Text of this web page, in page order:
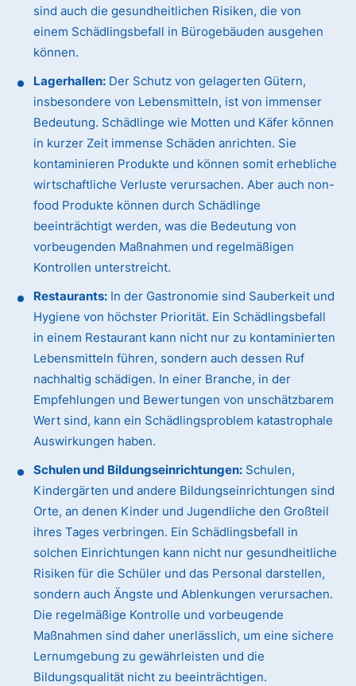
sind auch die gesundheitlichen Risiken, die von
einem Schädlingsbefall in Bürogebäuden ausgehen
können.
Lagerhallen: Der Schutz von gelagerten Gütern,
insbesondere von Lebensmitteln, ist von immenser
Bedeutung. Schädlinge wie Motten und Käfer können
in kurzer Zeit immense Schäden anrichten. Sie
kontaminieren Produkte und können somit erhebliche
wirtschaftliche Verluste verursachen. Aber auch non-
food Produkte können durch Schädlinge
beeinträchtigt werden, was die Bedeutung von
vorbeugenden Maßnahmen und regelmäßigen
Kontrollen unterstreicht.
Restaurants: In der Gastronomie sind Sauberkeit und
Hygiene von höchster Priorität. Ein Schädlingsbefall
in einem Restaurant kann nicht nur zu kontaminierten
Lebensmitteln führen, sondern auch dessen Ruf
nachhaltig schädigen. In einer Branche, in der
Empfehlungen und Bewertungen von unschätzbarem
Wert sind, kann ein Schädlingsproblem katastrophale
Auswirkungen haben.
Schulen und Bildungseinrichtungen: Schulen,
Kindergärten und andere Bildungseinrichtungen sind
Orte, an denen Kinder und Jugendliche den Großteil
ihres Tages verbringen. Ein Schädlingsbefall in
solchen Einrichtungen kann nicht nur gesundheitliche
Risiken für die Schüler und das Personal darstellen,
sondern auch Ängste und Ablenkungen verursachen.
Die regelmäßige Kontrolle und vorbeugende
Maßnahmen sind daher unerlässlich, um eine sichere
Lernumgebung zu gewährleisten und die
Bildungsqualität nicht zu beeinträchtigen.